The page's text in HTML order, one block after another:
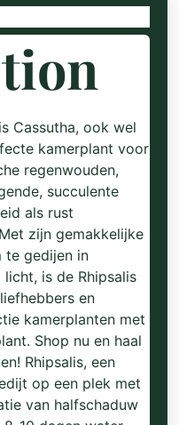
Cassutha, ook wel
kamerplant voor
regenwouden,
succulente
als rust
zijn gemakkelijke
te gedijen in
is de Rhipsalis
en
kamerplanten met
Shop nu en haal
Rhipsalis, een
op een plek met
van halfschaduw